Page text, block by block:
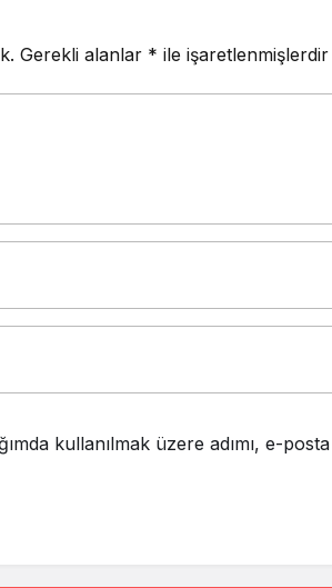
Gerekli alanlar * ile işaretlenmişlerdir
kullanılmak üzere adımı, e-